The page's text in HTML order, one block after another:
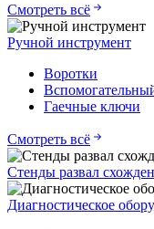
Смотреть всё
Ручной инструмент
Воротки
Гаечные ключи
Смотреть всё
Стенды развал
Диагностическое